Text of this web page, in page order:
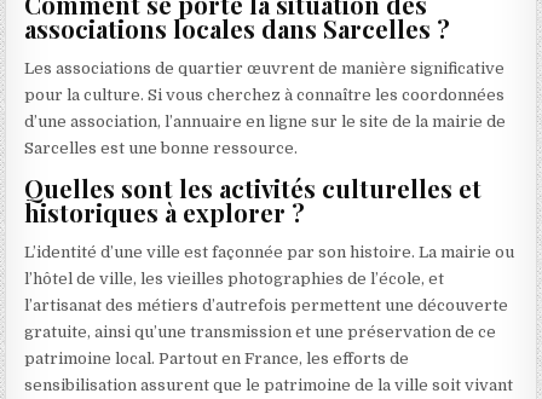
associations locales dans Sarcelles ?
Les associations de quartier œuvrent de manière significative
pour la culture. Si vous cherchez à connaître les coordonnées
d’une association, l’annuaire en ligne sur le site de la mairie de
Sarcelles est une bonne ressource.
Quelles sont les activités culturelles et
historiques à explorer ?
L’identité d’une ville est façonnée par son histoire. La mairie ou
l’hôtel de ville, les vieilles photographies de l’école, et
l’artisanat des métiers d’autrefois permettent une découverte
gratuite, ainsi qu’une transmission et une préservation de ce
patrimoine local. Partout en France, les efforts de
sensibilisation assurent que le patrimoine de la ville soit vivant